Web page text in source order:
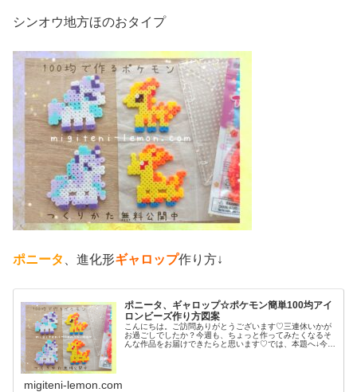
シンオウ地方ほのおタイプ
ポニータ 、進化形ギャロップ作り方↓
ポニータ、ギャロップ☆ポケモン簡単100均アイ
ロンビーズ作り方図案
こんにちは。ご訪問ありがとうございます♡三連休いかが
お過ごしでしたか？今週も、ちょっと作ってみたくなるそ
んな作品をお届けできたらと思います♡では、本題へ↓今日
migiteni-lemon.com